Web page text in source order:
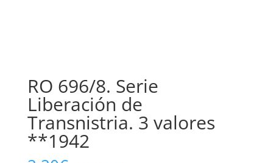
RO 696/8. Serie
Liberación de
Transnistria. 3 valores
**1942